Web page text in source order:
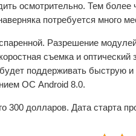
осмотрительно. Тем
потребуется много
Разрешение
съемка и оптический
поддерживать быструю и
ОС Android 8.0.
300 долларов. Дата старта